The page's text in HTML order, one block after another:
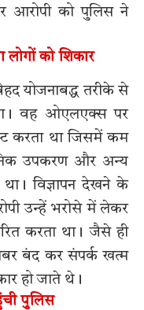
आरोपी को पुलिस ने
लोगों को शिकार
योजनाबद्ध तरीके से
वह ओएलएक्स पर
करता था जिसमें कम
उपकरण और अन्य
विज्ञापन देखने के
उन्हें भरोसे में लेकर
करता था। जैसे ही
बंद कर संपर्क खत्म
हो जाते थे।
पुलिस